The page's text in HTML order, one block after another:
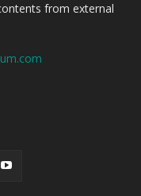
from external